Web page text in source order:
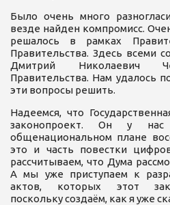
Было очень много
везде найден компромисс.
решалось в рамках
Правительства. Здесь всеми
Дмитрий Николаевич
Правительства. Нам удалось
эти вопросы решить.
Надеемся, что
законопроект. Он у
общенациональном плане
это и часть повестки
рассчитываем, что Дума
А мы уже приступаем к
актов, которых этот
поскольку создаём, как я уже